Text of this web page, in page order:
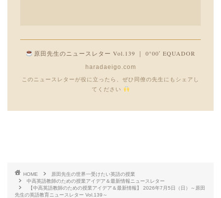
原田先生のニュースレター Vol.139 ｜ 0°00′ EQUADOR
haradaeigo.com
このニュースレターが役に立ったら、ぜひ同僚の先生にもシェアし
てください
HOME
原田先生の世界一受けたい英語の授業
中高英語教師のための授業アイデア＆最新情報ニュースレター
【中高英語教師のための授業アイデア＆最新情報】 2026年7月5日（日）～原田
先生の英語教育ニュースレター Vol.139～